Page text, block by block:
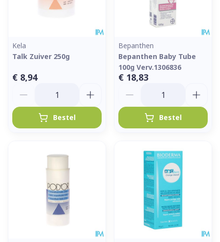
Kela
Talk Zuiver 250g
€ 8,94
Bestel
Bepanthen
Bepanthen Baby Tube
100g Verv.1306836
€ 18,83
Bestel